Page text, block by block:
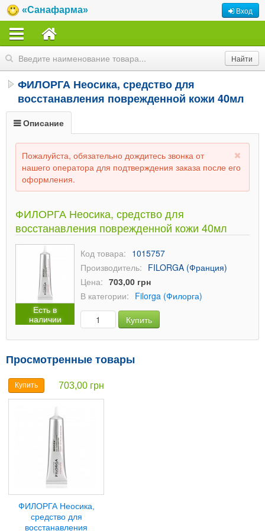
«Санафарма» Вход
ФИЛОРГА Неосика, средство для
восстанавления поврежденной кожи 40мл
Описание
Пожалуйста, обязательно дождитесь звонка от
нашего оператора для подтверждения заказа после его
оформления.
ФИЛОРГА Неосика, средство для
восстанавления поврежденной кожи 40мл
Есть в
наличии
Код товара: 1015757
Производитель: FILORGA (Франция)
Цена: 703,00 грн
В категории: Filorga (Филорга)
Купить
Просмотренные товары
Купить 703,00 грн
ФИЛОРГА Неосика,
средство для
восстанавления